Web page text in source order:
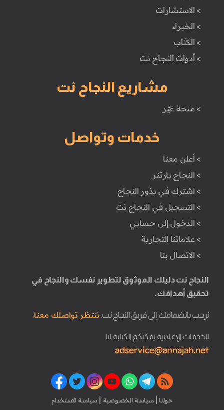
> الاستشارات
> الخبراء
> الكتَاب
> أدوات النجاح نت
مشاريع النجاح نت
> منحة غيّر
خدمات وتواصل
> أعلن معنا
> النجاح بارتنر
> اشترك في بذور النجاح
> التسجيل في النجاح نت
> الدخول إلى حسابي
> علاماتنا التجارية
> الاتصال بنا
النجاح نت دليلك الموثوق لتطوير نفسك والنجاح في
تحقيق أهدافك.
نرحب بانضمامك إلى فريق النجاح نت. ننتظر تواصلك معنا.
للخدمات الإعلانية يمكنكم الكتابة لنا
حولنا | سياسة الخصوصية | سياسة الاستخدام